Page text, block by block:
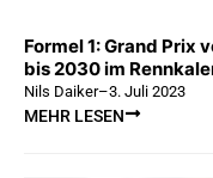
Formel 1: Grand Prix
bis 2030 im
Nils Daiker–3. Juli 2023
MEHR LESEN